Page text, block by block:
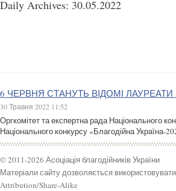
Daily Archives: 30.05.2022
6 ЧЕРВНЯ СТАНУТЬ ВІДОМІ ЛАУРЕАТИ
30 Травня 2022 11:52
Оргкомітет та експертна рада Національного
Національного конкурсу «Благодійна Україна-
© 2011-2026 Асоціація благодійників України
Матеріали сайту дозволяється
Attribution/Share-Alike